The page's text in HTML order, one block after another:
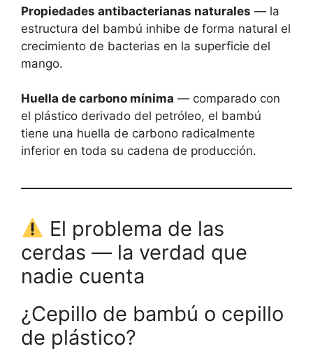
Propiedades antibacterianas naturales — la
estructura del bambú inhibe de forma natural el
crecimiento de bacterias en la superficie del
mango.
Huella de carbono mínima — comparado con
el plástico derivado del petróleo, el bambú
tiene una huella de carbono radicalmente
inferior en toda su cadena de producción.
El problema de las
cerdas — la verdad que
nadie cuenta
¿Cepillo de bambú o cepillo
de plástico?